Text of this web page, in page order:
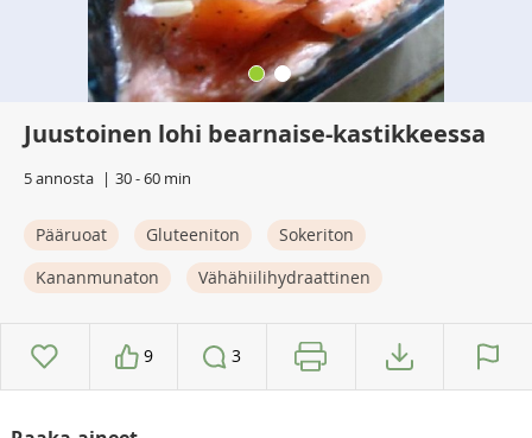
Juustoinen lohi bearnaise-kastikkeessa
5 annosta 30 - 60 min
Pääruoat Gluteeniton
Sokeriton
Kananmunaton
Vähähiilihydraattinen
9 3